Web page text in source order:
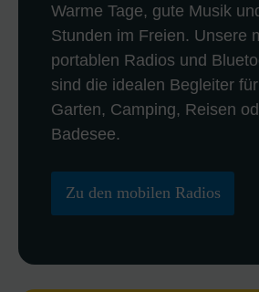
Warme Tage, gute Musik
Stunden im Freien. Unsere
portablen Radios und
sind die idealen Begleiter
Garten, Camping, Reisen
Badesee.
Zu den mobilen Radios